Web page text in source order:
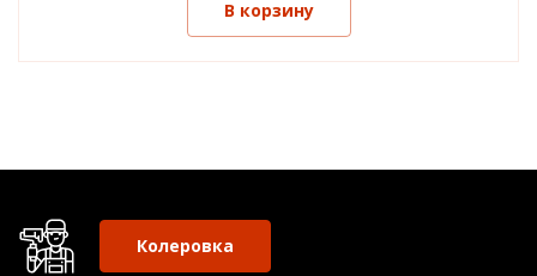
В корзину
Колеровка